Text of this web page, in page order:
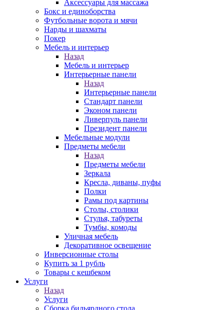
Аксессуары для массажа
Бокс и единоборства
Футбольные ворота и мячи
Нарды и шахматы
Покер
Мебель и интерьер
Назад
Мебель и интерьер
Интерьерные панели
Назад
Интерьерные панели
Стандарт панели
Эконом панели
Ливерпуль панели
Президент панели
Мебельные модули
Предметы мебели
Назад
Предметы мебели
Зеркала
Кресла, диваны, пуфы
Полки
Рамы под картины
Столы, столики
Стулья, табуреты
Тумбы, комоды
Уличная мебель
Декоративное освещение
Инверсионные столы
Купить за 1 рубль
Товары с кешбеком
Услуги
Назад
Услуги
Сборка бильярдного стола